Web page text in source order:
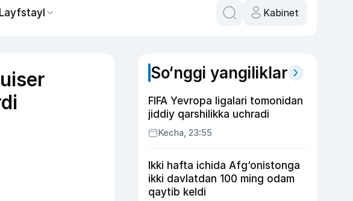
Layfstayl Kabinet
So‘nggi yangiliklar
FIFA Yevropa ligalari tomonidan
jiddiy qarshilikka uchradi
Kecha, 23:55
Ikki hafta ichida Afg‘onistonga
ikki davlatdan 100 ming odam
qaytib keldi